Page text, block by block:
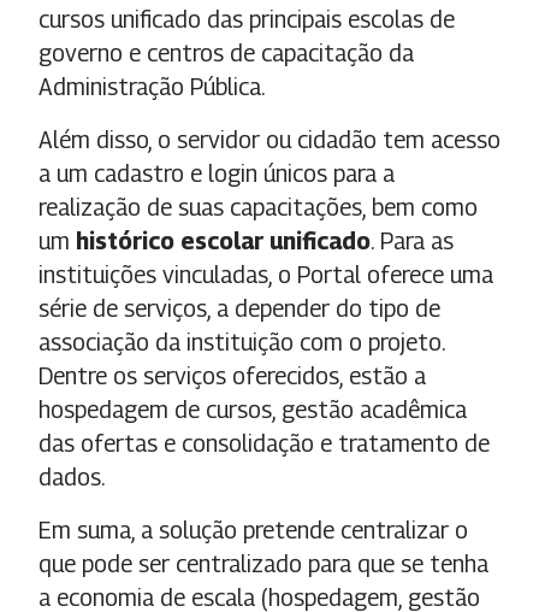
cursos unificado das principais escolas de
governo e centros de capacitação da
Administração Pública.
Além disso, o servidor ou cidadão tem acesso
a um cadastro e login únicos para a
realização de suas capacitações, bem como
um histórico escolar unificado. Para as
instituições vinculadas, o Portal oferece uma
série de serviços, a depender do tipo de
associação da instituição com o projeto.
Dentre os serviços oferecidos, estão a
hospedagem de cursos, gestão acadêmica
das ofertas e consolidação e tratamento de
dados.
Em suma, a solução pretende centralizar o
que pode ser centralizado para que se tenha
a economia de escala (hospedagem, gestão